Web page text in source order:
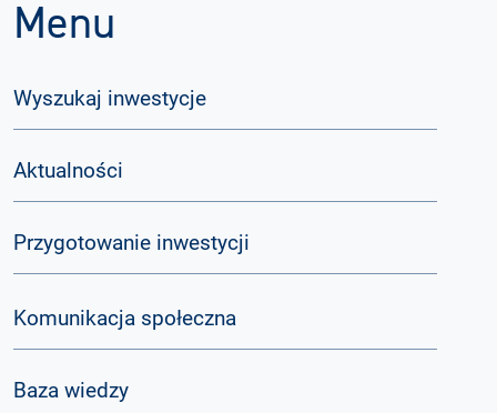
Menu
Wyszukaj inwestycje
Aktualności
Przygotowanie inwestycji
Komunikacja społeczna
Baza wiedzy